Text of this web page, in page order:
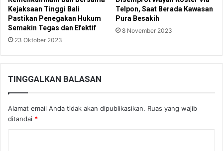
Kejaksaan Tinggi Bali
Pastikan Penegakan Hukum
Semakin Tegas dan Efektif
23 Oktober 2023
Telpon, Saat Berada Kawasan
Pura Besakih
8 November 2023
TINGGALKAN BALASAN
Alamat email Anda tidak akan dipublikasikan. Ruas yang wajib
ditandai *